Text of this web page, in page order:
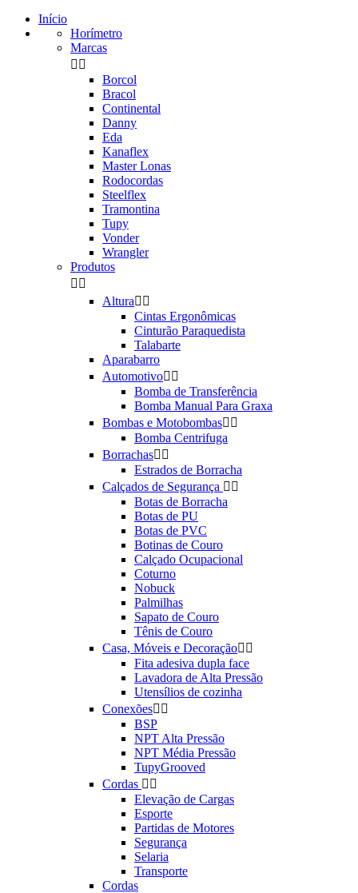
Início
Horímetro
Marcas
 
Borcol
Bracol
Continental
Danny
Eda
Kanaflex
Master Lonas
Rodocordas
Steelflex
Tramontina
Tupy
Vonder
Wrangler
Produtos
 
Altura 
Cintas Ergonômicas
Cinturão Paraquedista
Talabarte
Aparabarro
Automotivo 
Bomba de Transferência
Bomba Manual Para Graxa
Bombas e Motobombas 
Bomba Centrifuga
Borrachas 
Estrados de Borracha
Calçados de Segurança  
Botas de Borracha
Botas de PU
Botas de PVC
Botinas de Couro
Calçado Ocupacional
Coturno
Nobuck
Palmilhas
Sapato de Couro
Tênis de Couro
Casa, Móveis e Decoração 
Fita adesiva dupla face
Lavadora de Alta Pressão
Utensílios de cozinha
Conexões 
BSP
NPT Alta Pressão
NPT Média Pressão
TupyGrooved
Cordas  
Elevação de Cargas
Esporte
Partidas de Motores
Segurança
Selaria
Transporte
Cordas